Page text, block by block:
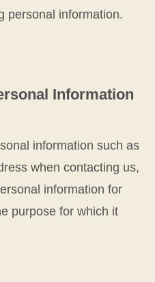
personal information.
Information
information such as
when contacting us,
information for
purpose for which it